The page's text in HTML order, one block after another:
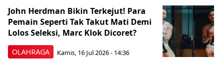
OLAHRAGA
John Herdman Bikin Terkejut! Para
Pemain Seperti Tak Takut Mati Demi
Lolos Seleksi, Marc Klok Dicoret?
Kamis, 16 Jul 2026 - 14:36